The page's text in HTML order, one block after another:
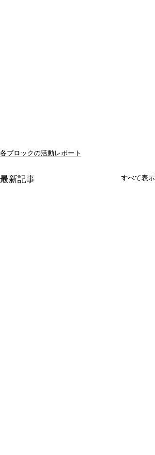
各ブロックの活動レポート
最新記事 すべて表示